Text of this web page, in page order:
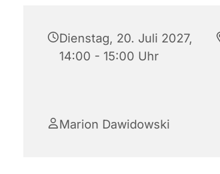
Dienstag, 20. Juli 2027,
14:00 - 15:00 Uhr
Marion Dawidowski